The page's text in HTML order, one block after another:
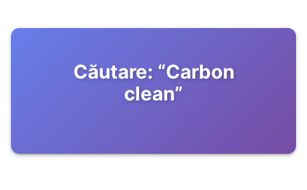
Căutare: “Carbon
clean”